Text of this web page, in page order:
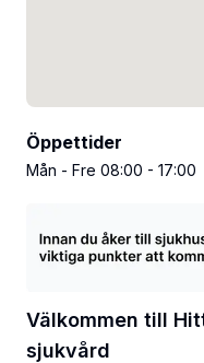
Öppettider
Mån - Fre 08:00 - 17:00
Välkommen till
sjukvård